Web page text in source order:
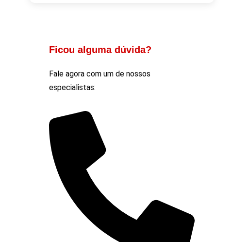
Ficou alguma dúvida?
Fale agora com um de nossos
especialistas: